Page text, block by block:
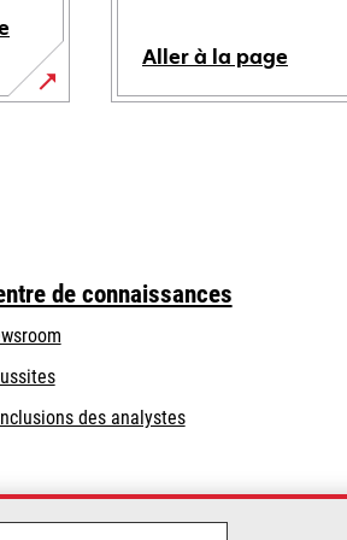
Aller à la page
de connaissances
des analystes